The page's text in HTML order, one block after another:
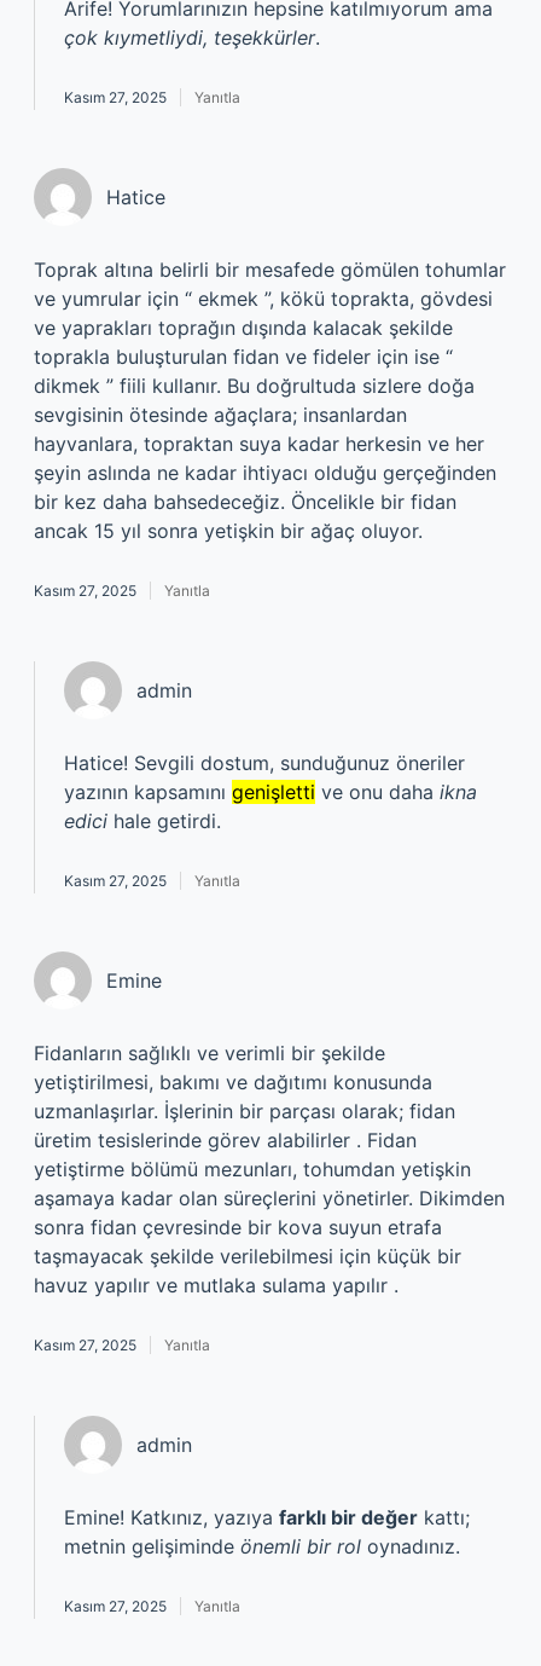
Arife! Yorumlarınızın hepsine katılmıyorum ama
çok kıymetliydi, teşekkürler.
Kasım 27, 2025 Yanıtla
Hatice
Toprak altına belirli bir mesafede gömülen tohumlar
ve yumrular için “ ekmek ”, kökü toprakta, gövdesi
ve yaprakları toprağın dışında kalacak şekilde
toprakla buluşturulan fidan ve fideler için ise “
dikmek ” fiili kullanır. Bu doğrultuda sizlere doğa
sevgisinin ötesinde ağaçlara; insanlardan
hayvanlara, topraktan suya kadar herkesin ve her
şeyin aslında ne kadar ihtiyacı olduğu gerçeğinden
bir kez daha bahsedeceğiz. Öncelikle bir fidan
ancak 15 yıl sonra yetişkin bir ağaç oluyor.
Kasım 27, 2025 Yanıtla
admin
Hatice! Sevgili dostum, sunduğunuz öneriler
yazının kapsamını genişletti ve onu daha ikna
edici hale getirdi.
Kasım 27, 2025 Yanıtla
Emine
Fidanların sağlıklı ve verimli bir şekilde
yetiştirilmesi, bakımı ve dağıtımı konusunda
uzmanlaşırlar. İşlerinin bir parçası olarak; fidan
üretim tesislerinde görev alabilirler . Fidan
yetiştirme bölümü mezunları, tohumdan yetişkin
aşamaya kadar olan süreçlerini yönetirler. Dikimden
sonra fidan çevresinde bir kova suyun etrafa
taşmayacak şekilde verilebilmesi için küçük bir
havuz yapılır ve mutlaka sulama yapılır .
Kasım 27, 2025 Yanıtla
admin
Emine! Katkınız, yazıya farklı bir değer kattı;
metnin gelişiminde önemli bir rol oynadınız.
Kasım 27, 2025 Yanıtla